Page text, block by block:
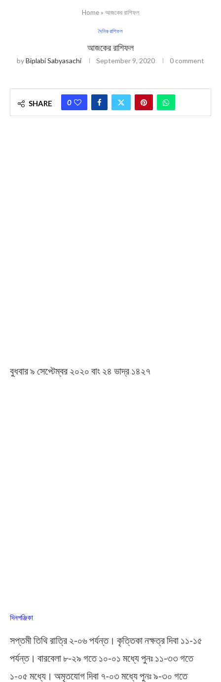
Home» আজকের রাশিফল
দৈনিক রাশিফল
আজকের রাশিফল
byBiplabi Sabyasachi September 9, 2020 0 comment
SHARE 0
বুধবার ৯ সেপ্টেম্বর ২০২০ বাং ২৪ ভাদ্র ১৪২৭
দিনপঞ্জিকা
সপ্তমী তিথি রাত্রি ২-০৬ পর্যন্ত। কৃত্তিকা নক্ষত্র দিবা ১১-১৫
পর্যন্ত। বারবেলা ৮-২৯ গতে ১০-০১ মধ্যে পুনঃ ১১-৩৩ গতে
১-০৫ মধ্যে। অমৃতযোগ দিবা ৭-০৩ মধ্যে পুনঃ ৯-৩০ গতে